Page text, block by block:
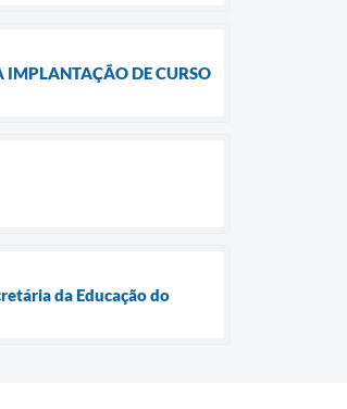
IMPLANTAÇÃO DE CURSO
da Educação do